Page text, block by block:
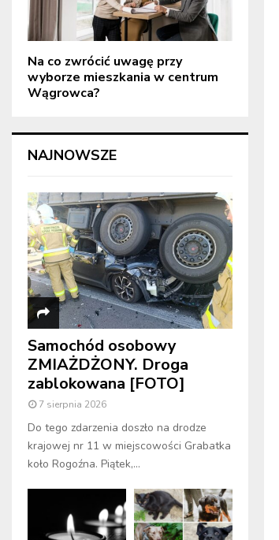
Na co zwrócić uwagę przy
wyborze mieszkania w centrum
Wągrowca?
NAJNOWSZE
Samochód osobowy
ZMIAŻDŻONY. Droga
zablokowana [FOTO]
7 sierpnia 2026
Do tego zdarzenia doszło na drodze
krajowej nr 11 w miejscowości Grabatka
koło Rogoźna. Piątek,...